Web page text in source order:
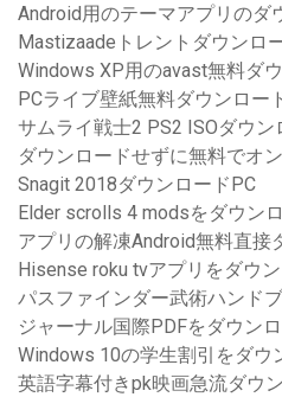
Android用のテーマアプリのダ
Mastizaadeトレントダウンロ
Windows XP用のavast無料ダ
PCライブ壁紙無料ダウンロー
サムライ戦士2 PS2 ISOダウン
ダウンロードせずに無料でオ
Snagit 2018ダウンロードPC
Elder scrolls 4 modsをダウン
アプリの解凍Android無料直接
Hisense roku tvアプリをダウ
パスファインダー武術ハンド
ジャーナル国際PDFをダウン
Windows 10の学生割引をダウ
英語字幕付きpk映画急流ダウ